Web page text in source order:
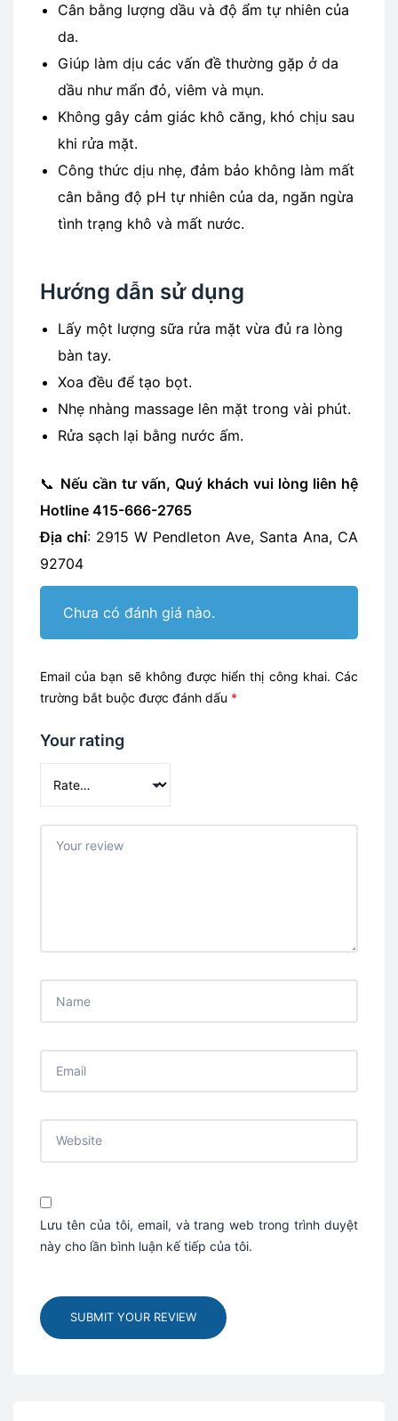
Cân bằng lượng dầu và độ ẩm tự nhiên của
da.
Giúp làm dịu các vấn đề thường gặp ở da
dầu như mẩn đỏ, viêm và mụn.
Không gây cảm giác khô căng, khó chịu sau
khi rửa mặt.
Công thức dịu nhẹ, đảm bảo không làm mất
cân bằng độ pH tự nhiên của da, ngăn ngừa
tình trạng khô và mất nước.
Hướng dẫn sử dụng
Lấy một lượng sữa rửa mặt vừa đủ ra lòng
bàn tay.
Xoa đều để tạo bọt.
Nhẹ nhàng massage lên mặt trong vài phút.
Rửa sạch lại bằng nước ấm.
📞 Nếu cần tư vấn, Quý khách vui lòng liên hệ
Hotline 415-666-2765
Địa chỉ: 2915 W Pendleton Ave, Santa Ana, CA
92704
Chưa có đánh giá nào.
Email của bạn sẽ không được hiển thị công khai. Các
trường bắt buộc được đánh dấu *
Your rating
Lưu tên của tôi, email, và trang web trong trình duyệt
này cho lần bình luận kế tiếp của tôi.
SUBMIT YOUR REVIEW